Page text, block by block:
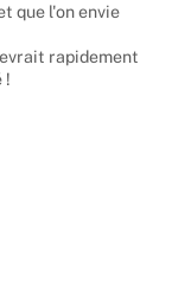
que l'on envie
rapidement
!